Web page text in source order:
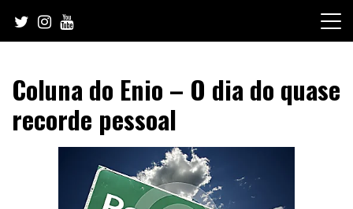
content
Coluna do Enio – O dia do quase
recorde pessoal